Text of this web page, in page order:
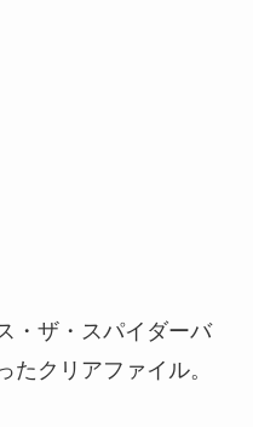
・ザ・スパイダーバ
たクリアファイル。